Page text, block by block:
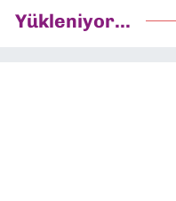
Yükleniyor...